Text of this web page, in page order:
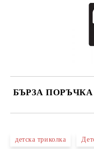
БЪРЗА
детска триколка